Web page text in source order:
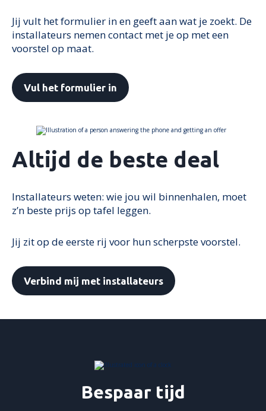
Jij vult het formulier in en geeft aan wat je zoekt. De
installateurs nemen contact met je op met een
voorstel op maat.
Vul het formulier in
Altijd de beste deal
Installateurs weten: wie jou wil binnenhalen, moet
z’n beste prijs op tafel leggen.
Jij zit op de eerste rij voor hun scherpste voorstel.
Verbind mij met installateurs
Bespaar tijd